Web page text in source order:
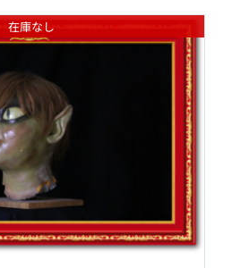
カート
在庫なし